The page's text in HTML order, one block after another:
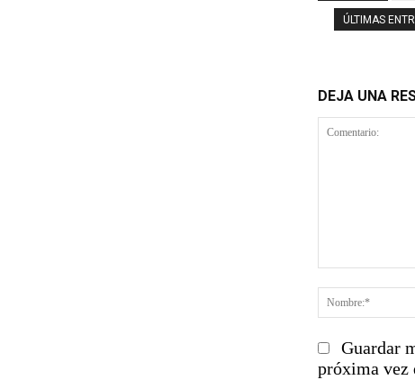
ÚLTIMAS
DEJA UNA
Guardar
próxima vez